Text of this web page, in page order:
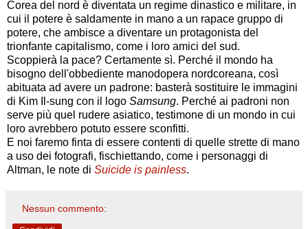
Corea del nord è diventata un regime dinastico e militare, in
cui il potere è saldamente in mano a un rapace gruppo di
potere, che ambisce a diventare un protagonista del
trionfante capitalismo, come i loro amici del sud.
Scoppierà la pace? Certamente sì. Perché il mondo ha
bisogno dell'obbediente manodopera nordcoreana, così
abituata ad avere un padrone: basterà sostituire le immagini
di Kim Il-sung con il logo Samsung. Perché ai padroni non
serve più quel rudere asiatico, testimone di un mondo in cui
loro avrebbero potuto essere sconfitti.
E noi faremo finta di essere contenti di quelle strette di mano
a uso dei fotografi, fischiettando, come i personaggi di
Altman, le note di Suicide is painless.
Nessun commento: